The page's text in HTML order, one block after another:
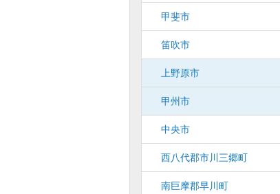
甲斐市
笛吹市
上野原市
甲州市
中央市
西八代郡市川三郷町
南巨摩郡早川町